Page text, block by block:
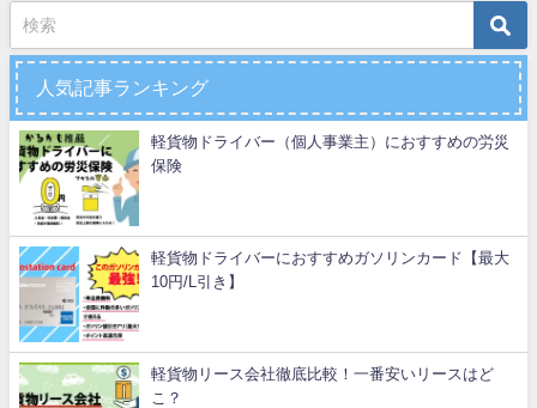
人気記事ランキング
軽貨物ドライバー（個人事業主）におすすめの労災
保険
軽貨物ドライバーにおすすめガソリンカード【最大
10円/L引き】
軽貨物リース会社徹底比較！一番安いリースはど
こ？